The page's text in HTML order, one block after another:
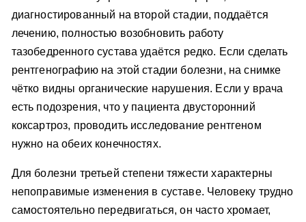
диагностированный на второй стадии, поддаётся
лечению, полностью возобновить работу
тазобедренного сустава удаётся редко. Если сделать
рентгенографию на этой стадии болезни, на снимке
чётко видны органические нарушения. Если у врача
есть подозрения, что у пациента двусторонний
коксартроз, проводить исследование рентгеном
нужно на обеих конечностях.
Для болезни третьей степени тяжести характерны
непоправимые изменения в суставе. Человеку трудно
самостоятельно передвигаться, он часто хромает,